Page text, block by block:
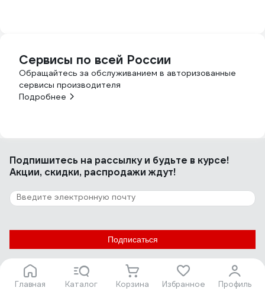
Главная Каталог Корзина Избранное Профиль
Сервисы по всей России
Обращайтесь за обслуживанием в авторизованные
сервисы производителя
Подробнее
Подпишитесь на рассылкуи будьте в курсе!
Акции, скидки, распродажи ждут!
Подписаться